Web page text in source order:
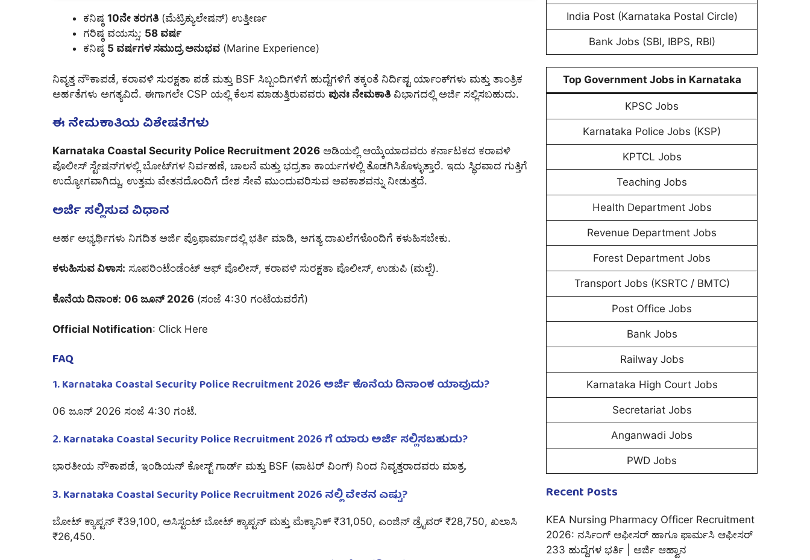
ಕನಿಷ್ಠ 10ನೇ ತರಗತಿ (ಮೆಟ್ರಿಕ್ಯುಲೇಷನ್) ಉತ್ತೀರ್ಣ
ಗರಿಷ್ಠ ವಯಸ್ಸು: 58 ವರ್ಷ
ಕನಿಷ್ಠ 5 ವರ್ಷಗಳ ಸಮುದ್ರ ಅನುಭವ (Marine Experience)
ನಿವೃತ್ತ ನೌಕಾಪಡೆ, ಕರಾವಳಿ ಸುರಕ್ಷತಾ ಪಡೆ ಮತ್ತು BSF ಸಿಬ್ಬಂದಿಗಳಿಗೆ ಹುದ್ದೆಗಳಿಗೆ ತಕ್ಕಂತೆ ನಿರ್ದಿಷ್ಟ ರ್ಯಾಂಕ್‌ಗಳು ಮತ್ತು ತಾಂತ್ರಿಕ
ಅರ್ಹತೆಗಳು ಅಗತ್ಯವಿದೆ. ಈಗಾಗಲೇ CSP ಯಲ್ಲಿ ಕೆಲಸ ಮಾಡುತ್ತಿರುವವರು ಪುನಃ ನೇಮಕಾತಿ ವಿಭಾಗದಲ್ಲಿ ಅರ್ಜಿ ಸಲ್ಲಿಸಬಹುದು.
ಈ ನೇಮಕಾತಿಯ ವಿಶೇಷತೆಗಳು
Karnataka Coastal Security Police Recruitment 2026 ಅಡಿಯಲ್ಲಿ ಆಯ್ಕೆಯಾದವರು ಕರ್ನಾಟಕದ ಕರಾವಳಿ
ಪೊಲೀಸ್ ಸ್ಟೇಷನ್‌ಗಳಲ್ಲಿ ಬೋಟ್‌ಗಳ ನಿರ್ವಹಣೆ, ಚಾಲನೆ ಮತ್ತು ಭದ್ರತಾ ಕಾರ್ಯಗಳಲ್ಲಿ ತೊಡಗಿಸಿಕೊಳ್ಳುತ್ತಾರೆ. ಇದು ಸ್ಥಿರವಾದ ಗುತ್ತಿಗೆ
ಉದ್ಯೋಗವಾಗಿದ್ದು, ಉತ್ತಮ ವೇತನದೊಂದಿಗೆ ದೇಶ ಸೇವೆ ಮುಂದುವರಿಸುವ ಅವಕಾಶವನ್ನು ನೀಡುತ್ತದೆ.
ಅರ್ಜಿ ಸಲ್ಲಿಸುವ ವಿಧಾನ
ಅರ್ಹ ಅಭ್ಯರ್ಥಿಗಳು ನಿಗದಿತ ಅರ್ಜಿ ಪ್ರೊಫಾರ್ಮಾದಲ್ಲಿ ಭರ್ತಿ ಮಾಡಿ, ಅಗತ್ಯ ದಾಖಲೆಗಳೊಂದಿಗೆ ಕಳುಹಿಸಬೇಕು.
ಕಳುಹಿಸುವ ವಿಳಾಸ: ಸೂಪರಿಂಟೆಂಡೆಂಟ್ ಆಫ್ ಪೊಲೀಸ್, ಕರಾವಳಿ ಸುರಕ್ಷತಾ ಪೊಲೀಸ್, ಉಡುಪಿ (ಮಲ್ಪೆ).
ಕೊನೆಯ ದಿನಾಂಕ: 06 ಜೂನ್ 2026 (ಸಂಜೆ 4:30 ಗಂಟೆಯವರೆಗೆ)
Official Notification: Click Here
FAQ
1. Karnataka Coastal Security Police Recruitment 2026 ಅರ್ಜಿ ಕೊನೆಯ ದಿನಾಂಕ ಯಾವುದು?
06 ಜೂನ್ 2026 ಸಂಜೆ 4:30 ಗಂಟೆ.
2. Karnataka Coastal Security Police Recruitment 2026 ಗೆ ಯಾರು ಅರ್ಜಿ ಸಲ್ಲಿಸಬಹುದು?
ಭಾರತೀಯ ನೌಕಾಪಡೆ, ಇಂಡಿಯನ್ ಕೋಸ್ಟ್ ಗಾರ್ಡ್ ಮತ್ತು BSF (ವಾಟರ್ ವಿಂಗ್) ನಿಂದ ನಿವೃತ್ತರಾದವರು ಮಾತ್ರ.
3. Karnataka Coastal Security Police Recruitment 2026 ನಲ್ಲಿ ವೇತನ ಎಷ್ಟು?
ಬೋಟ್ ಕ್ಯಾಪ್ಟನ್ ₹39,100, ಅಸಿಸ್ಟಂಟ್ ಬೋಟ್ ಕ್ಯಾಪ್ಟನ್ ಮತ್ತು ಮೆಕ್ಯಾನಿಕ್ ₹31,050, ಎಂಜಿನ್ ಡ್ರೈವರ್ ₹28,750, ಖಲಾಸಿ
₹26,450.
India Post (Karnataka Postal Circle)
Bank Jobs (SBI, IBPS, RBI)
Top Government Jobs in Karnataka
KPSC Jobs
Karnataka Police Jobs (KSP)
KPTCL Jobs
Teaching Jobs
Health Department Jobs
Revenue Department Jobs
Forest Department Jobs
Transport Jobs (KSRTC / BMTC)
Post Office Jobs
Bank Jobs
Railway Jobs
Karnataka High Court Jobs
Secretariat Jobs
Anganwadi Jobs
PWD Jobs
Recent Posts
KEA Nursing Pharmacy Officer Recruitment
2026: ನರ್ಸಿಂಗ್ ಆಫೀಸರ್ ಹಾಗೂ ಫಾರ್ಮಸಿ ಆಫೀಸರ್
233 ಹುದ್ದೆಗಳ ಭರ್ತಿ | ಅರ್ಜಿ ಆಹ್ವಾನ